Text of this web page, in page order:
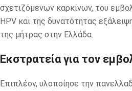
σχετιζόμενων καρκίνων, του
HPV και της δυνατότητας
της μήτρας στην Ελλάδα.
Εκστρατεία για τον
Επιπλέον, υλοποίησε την